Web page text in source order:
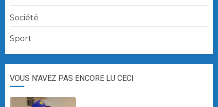
Société
Sport
VOUS N'AVEZ PAS ENCORE LU CECI